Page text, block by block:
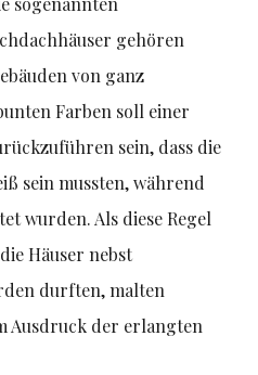
gehören
von ganz
Farben soll einer
sein, dass die
sein mussten, während
wurden. Als diese Regel
Häuser nebst
durften, malten
Ausdruck der erlangten